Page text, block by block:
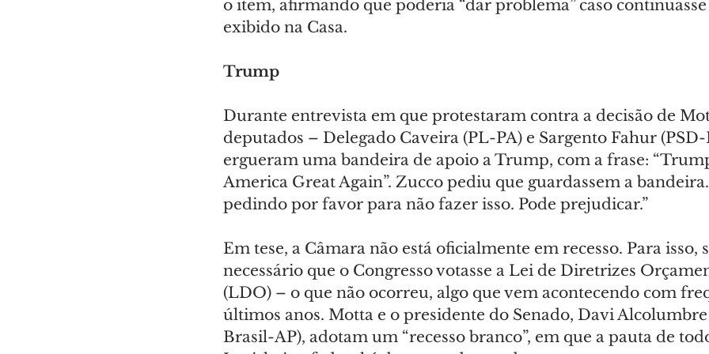
o item, afirmando que poderia “dar problema” caso
exibido na Casa.
Trump
Durante entrevista em que protestaram contra a decisão de
deputados – Delegado Caveira (PL-PA) e Sargento Fahur
ergueram uma bandeira de apoio a Trump, com a frase:
America Great Again”. Zucco pediu que guardassem a
pedindo por favor para não fazer isso. Pode prejudicar.”
Em tese, a Câmara não está oficialmente em recesso. Para isso,
necessário que o Congresso votasse a Lei de Diretrizes
(LDO) – o que não ocorreu, algo que vem acontecendo com
últimos anos. Motta e o presidente do Senado, Davi
Brasil-AP), adotam um “recesso branco”, em que a pauta de